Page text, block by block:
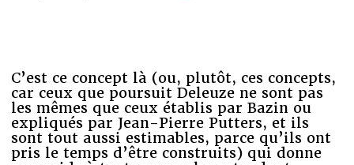
C’est ce concept là (ou, plutôt, ces concepts,
car ceux que poursuit Deleuze ne sont pas
les mêmes que ceux établis par Bazin ou
expliqués par Jean-Pierre Putters, et ils
sont tout aussi estimables, parce qu’ils ont
pris le temps d’être construits) qui donne